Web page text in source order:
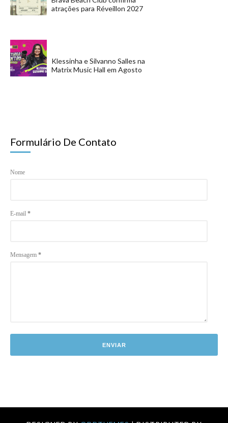
atrações para Réveillon 2027
Klessinha e Silvanno Salles na
Matrix Music Hall em Agosto
Formulário De Contato
Nome
E-mail *
Mensagem *